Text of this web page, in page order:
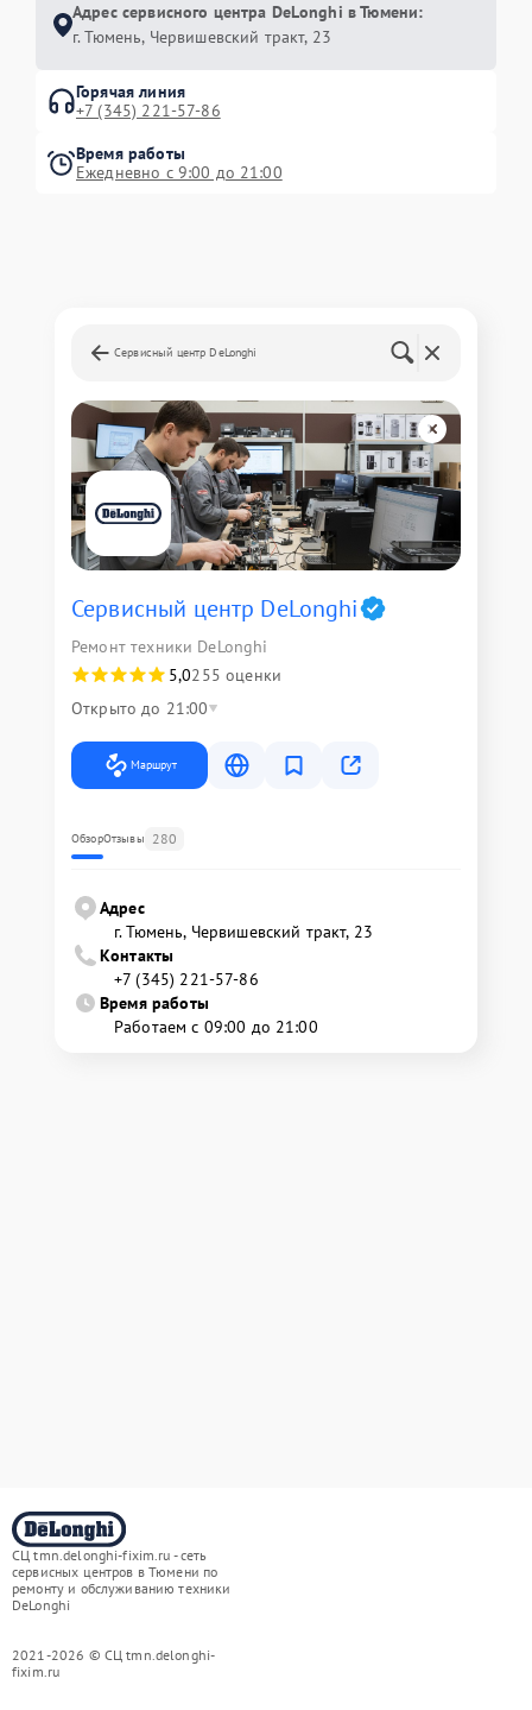
Адрес сервисного центра DeLonghi в Тюмени:
г. Тюмень, ​Червишевский тракт, 23
Горячая линия
+7 (345) 221-57-86
Время работы
Ежедневно с 9:00 до 21:00
Сервисный центр DeLonghi
Сервисный центр DeLonghi
Ремонт техники DeLonghi
5,0255 оценки
Открыто до 21:00
Маршрут
ОбзорОтзывы 280
Адрес
г. Тюмень, ​Червишевский тракт, 23
Контакты
+7 (345) 221-57-86
Время работы
Работаем с 09:00 до 21:00
СЦ tmn.delonghi-fixim.ru - сеть
сервисных центров в Тюмени по
ремонту и обслуживанию техники
DeLonghi
2021-2026 © СЦ tmn.delonghi-
fixim.ru